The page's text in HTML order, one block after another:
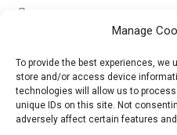
Manage
To provide the best experiences,
store and/or access device
technologies will allow us to
unique IDs on this site. Not
adversely affect certain features
О нас
Политика
iOS
Android